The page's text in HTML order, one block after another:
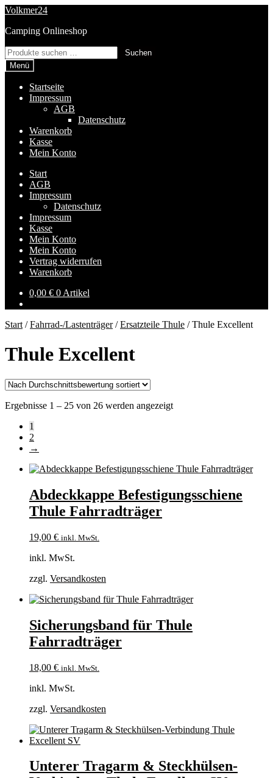
Zur
springen
Zum
springen
Volkmer24
Camping Onlineshop
Suchen
nach:
Suchen
Menü
Startseite
Impressum
AGB
Datenschutz
Warenkorb
Kasse
Mein Konto
Start
AGB
Impressum
Datenschutz
Impressum
Kasse
Mein Konto
Mein Konto
Vertrag widerrufen
Warenkorb
0,00 € 0 Artikel
Start /Fahrrad-/Lastenträger/Ersatzteile Thule /Thule Excellent
Thule Excellent
Ergebnisse 1 – 25 von 26 werden angezeigtNach
1
2
→
Abdeckkappe Befestigungsschiene
Thule Fahrradträger
19,00 € inkl. MwSt.
inkl. MwSt.
zzgl. Versandkosten
Sicherungsband für Thule
Fahrradträger
18,00 € inkl. MwSt.
inkl. MwSt.
zzgl. Versandkosten
Unterer Tragarm & Steckhülsen-